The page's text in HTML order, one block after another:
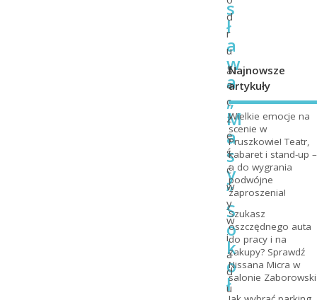
s
ł
a
w
a
„
M
a
s
y
”
S
o
k
o
ł
d
r
u
g
a
c
z
ę
ś
ć
w
y
w
i
a
d
u
Najnowsze
artykuły
Wielkie emocje na
scenie w
Pruszkowie! Teatr,
kabaret i stand-up –
a do wygrania
podwójne
zaproszenia!
Szukasz
oszczędnego auta
do pracy i na
zakupy? Sprawdź
Nissana Micra w
salonie Zaborowski